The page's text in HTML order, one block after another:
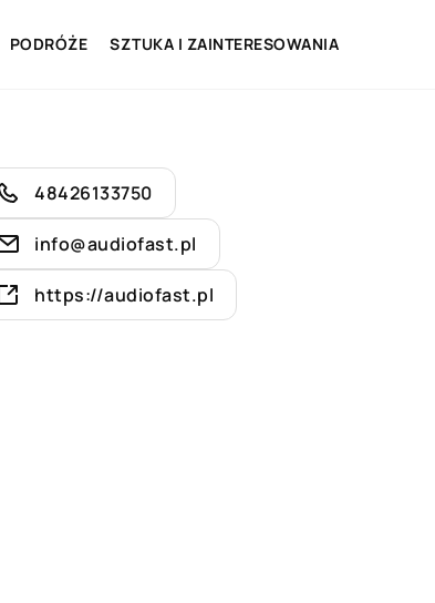
PODRÓŻE SZTUKA I ZAINTERESOWANIA
48426133750
info@audiofast.pl
https://audiofast.pl